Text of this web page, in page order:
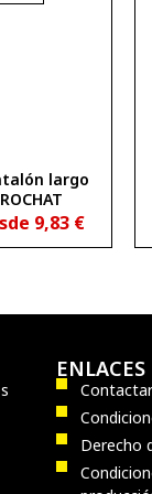
largo
ROCHAT
9,83 €
ENLACES
Derecho